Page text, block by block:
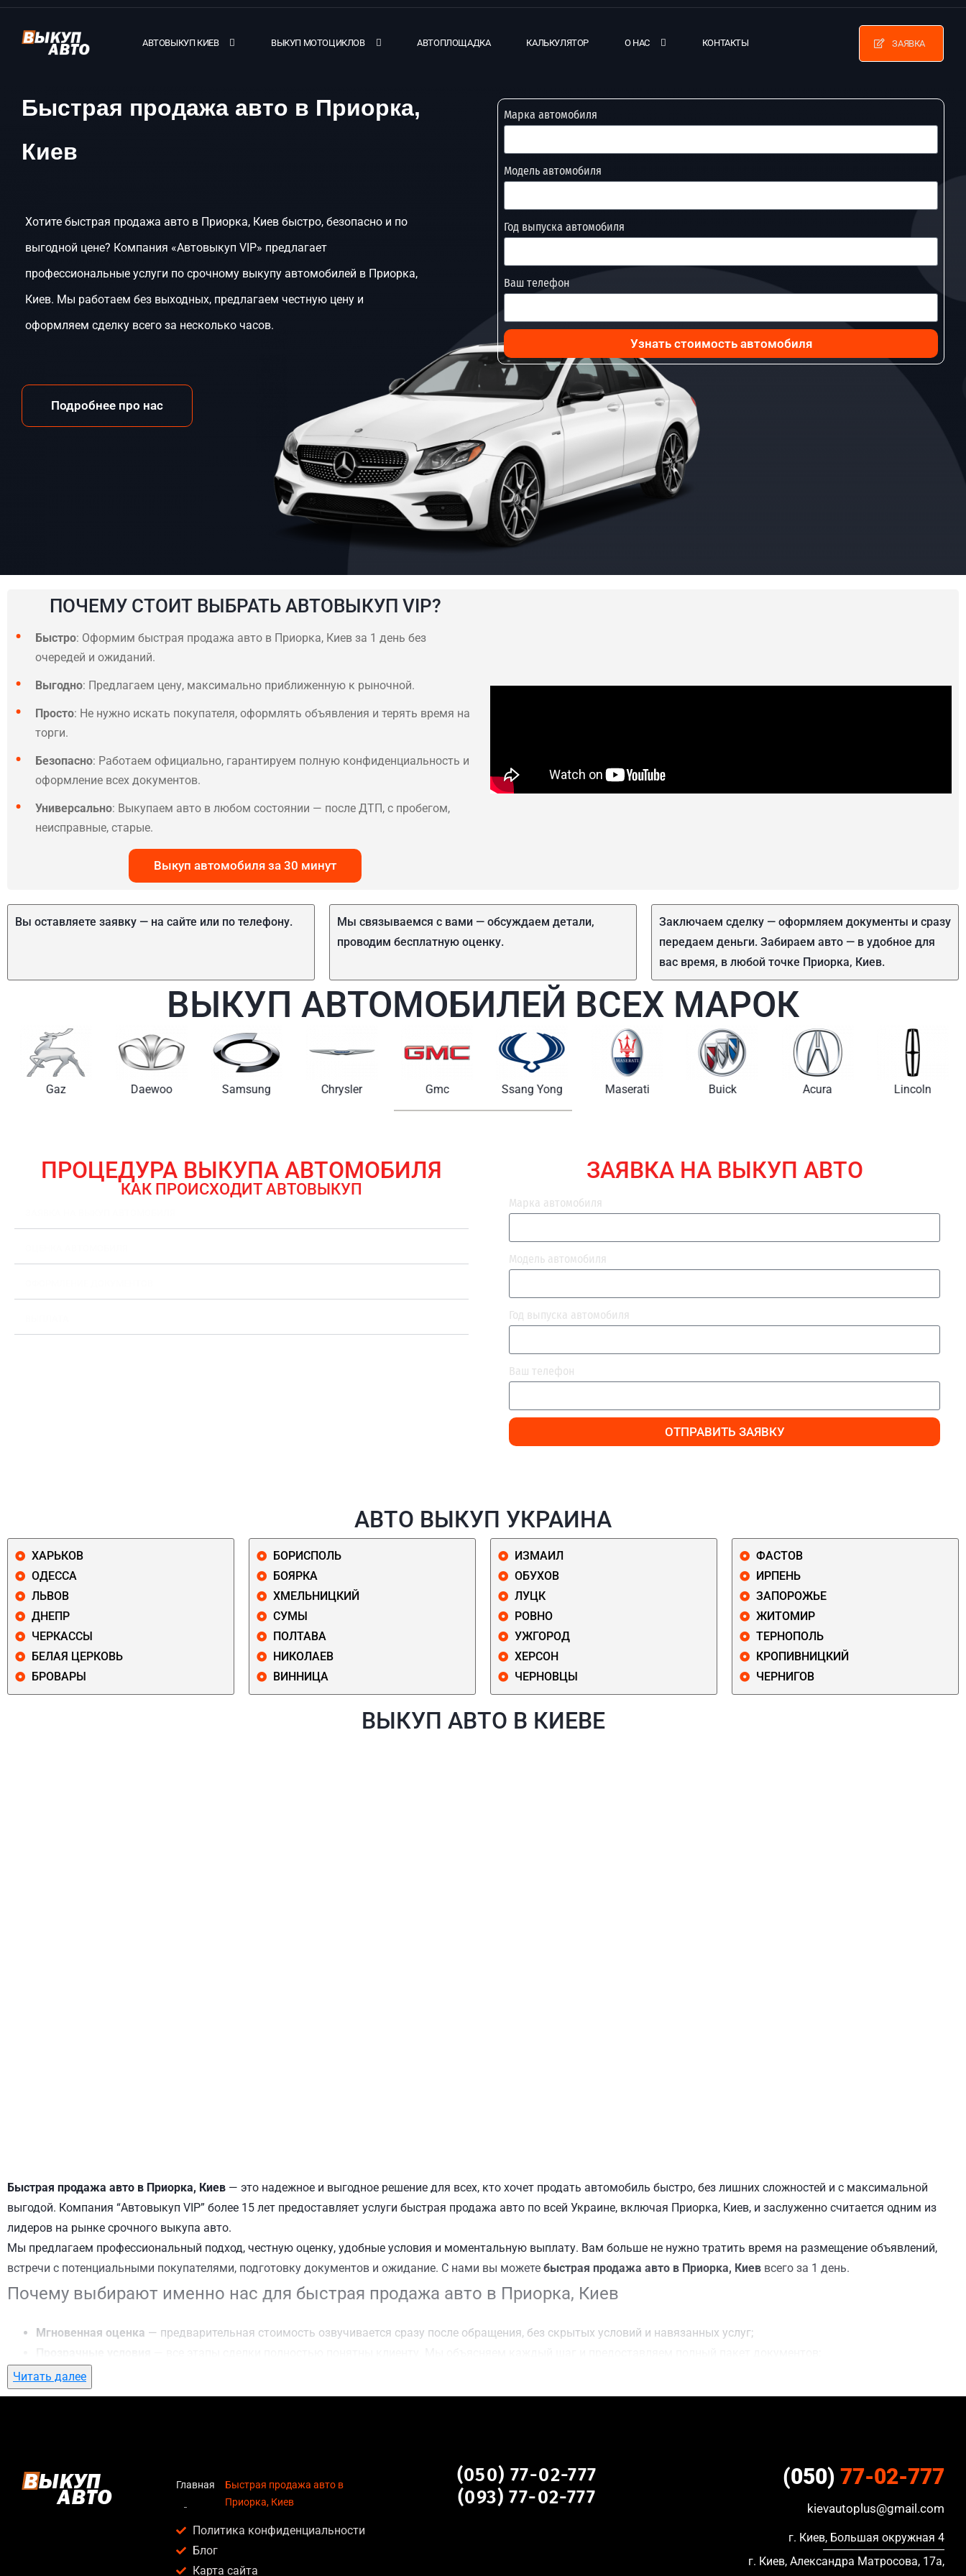
АВТОВЫКУП КИЕВ ВЫКУП МОТОЦИКЛОВ АВТОПЛОЩАДКА КАЛЬКУЛЯТОР О НАС КОНТАКТЫ ЗАЯВКА
Быстрая продажа авто в Приорка,
Киев
Хотите быстрая продажа авто в Приорка, Киев быстро, безопасно и по
выгодной цене? Компания «Автовыкуп VIP» предлагает
профессиональные услуги по срочному выкупу автомобилей в Приорка,
Киев. Мы работаем без выходных, предлагаем честную цену и
оформляем сделку всего за несколько часов.
Подробнее про нас
Марка автомобиля
Модель автомобиля
Год выпуска автомобиля
Ваш телефон
Узнать стоимость автомобиля
ПОЧЕМУ СТОИТ ВЫБРАТЬ АВТОВЫКУП VIP?
Быстро: Оформим быстрая продажа авто в Приорка, Киев за 1 день без
очередей и ожиданий.
Выгодно: Предлагаем цену, максимально приближенную к рыночной.
Просто: Не нужно искать покупателя, оформлять объявления и терять время на
торги.
Безопасно: Работаем официально, гарантируем полную конфиденциальность и
оформление всех документов.
Универсально: Выкупаем авто в любом состоянии — после ДТП, с пробегом,
неисправные, старые.
Выкуп автомобиля за 30 минут
Вы оставляете заявку — на сайте или по телефону.
Мы связываемся с вами — обсуждаем детали,
проводим бесплатную оценку.
Заключаем сделку — оформляем документы и сразу
передаем деньги. Забираем авто — в удобное для
вас время, в любой точке Приорка, Киев.
ВЫКУП АВТОМОБИЛЕЙ ВСЕХ МАРОК
Gaz Daewoo Samsung Chrysler Gmc Ssang Yong Maserati Buick Acura Lincoln
ПРОЦЕДУРА ВЫКУПА АВТОМОБИЛЯ
КАК ПРОИСХОДИТ АВТОВЫКУП
ЗАЯВКА НА ВЫКУП АВТО
Марка автомобиля
Модель автомобиля
Год выпуска автомобиля
Ваш телефон
ОТПРАВИТЬ ЗАЯВКУ
АВТО ВЫКУП УКРАИНА
ХАРЬКОВ
ОДЕССА
ЛЬВОВ
ДНЕПР
ЧЕРКАССЫ
БЕЛАЯ ЦЕРКОВЬ
БРОВАРЫ
БОРИСПОЛЬ
БОЯРКА
ХМЕЛЬНИЦКИЙ
СУМЫ
ПОЛТАВА
НИКОЛАЕВ
ВИННИЦА
ИЗМАИЛ
ОБУХОВ
ЛУЦК
РОВНО
УЖГОРОД
ХЕРСОН
ЧЕРНОВЦЫ
ФАСТОВ
ИРПЕНЬ
ЗАПОРОЖЬЕ
ЖИТОМИР
ТЕРНОПОЛЬ
КРОПИВНИЦКИЙ
ЧЕРНИГОВ
ВЫКУП АВТО В КИЕВЕ
Быстрая продажа авто в Приорка, Киев — это надежное и выгодное решение для всех, кто хочет продать автомобиль быстро, без лишних сложностей и с максимальной
выгодой. Компания “Автовыкуп VIP” более 15 лет предоставляет услуги быстрая продажа авто по всей Украине, включая Приорка, Киев, и заслуженно считается одним из
лидеров на рынке срочного выкупа авто.
Мы предлагаем профессиональный подход, честную оценку, удобные условия и моментальную выплату. Вам больше не нужно тратить время на размещение объявлений,
встречи с потенциальными покупателями, подготовку документов и ожидание. С нами вы можете быстрая продажа авто в Приорка, Киев всего за 1 день.
Почему выбирают именно нас для быстрая продажа авто в Приорка, Киев
Мгновенная оценка — предварительная стоимость озвучивается сразу после обращения, без скрытых условий и навязанных услуг;
Гибкий подход
Честные цены— предлагаем до 95% от рыночной стоимости даже за авто после аварии или с пробегом;
Кому подойдет быстрая продажа авто в Приорка, Киев
Услуга быстрая продажа авто в Приорка, Киев актуальна для:
Владельцев автомобилей после аварии, когда восстановление экономически нецелесообразно;
Читать далее
Главная
Быстрая продажа авто в
Приорка, Киев
Политика конфиденциальности
Блог
Карта сайта
(050) 77-02-777
(093) 77-02-777
(050) 77-02-777
kievautoplus@gmail.com
г. Киев, Большая окружная 4
г. Киев, Александра Матросова, 17а,